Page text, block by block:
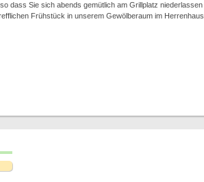
dass Sie sich abends gemütlich am Grillplatz niederlassen
Frühstück in unserem Gewölberaum im Herrenhaus